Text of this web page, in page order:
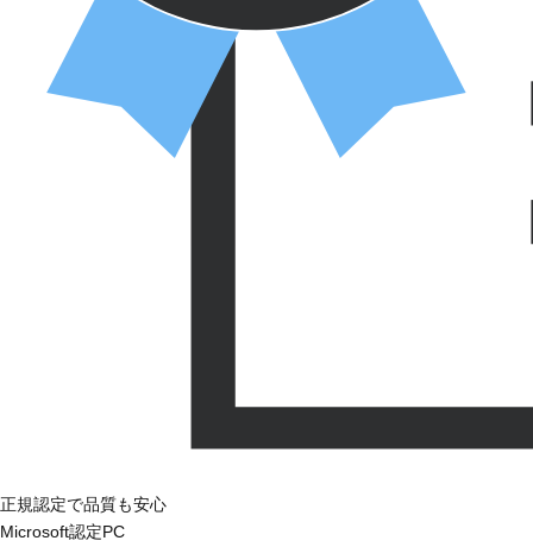
正規認定で品質も安心
Microsoft認定PC